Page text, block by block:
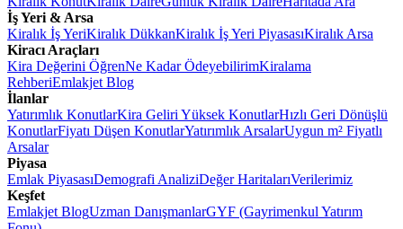
İş Yeri & Arsa
Kiralık İş YeriKiralık DükkanKiralık İş Yeri PiyasasıKiralık Arsa
Kiracı Araçları
Kira Değerini ÖğrenNe Kadar ÖdeyebilirimKiralama
RehberiEmlakjet Blog
İlanlar
Yatırımlık KonutlarKira Geliri Yüksek KonutlarHızlı Geri Dönüşlü
KonutlarFiyatı Düşen KonutlarYatırımlık ArsalarUygun m² Fiyatlı
Arsalar
Piyasa
Emlak PiyasasıDemografi AnaliziDeğer HaritalarıVerilerimiz
Keşfet
Emlakjet BlogUzman DanışmanlarGYF (Gayrimenkul Yatırım